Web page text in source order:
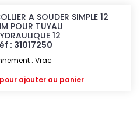
A SOUDER SIMPLE 12
POUR TUYAU
12
: 31017250
: Vrac
pour ajouter au panier